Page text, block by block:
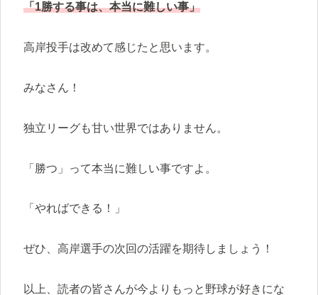
「1勝する事は、本当に難しい事」
高岸投手は改めて感じたと思います。
みなさん！
独立リーグも甘い世界ではありません。
「勝つ」って本当に難しい事ですよ。
「やればできる！」
ぜひ、高岸選手の次回の活躍を期待しましょう！
以上、読者の皆さんが今よりもっと野球が好きにな